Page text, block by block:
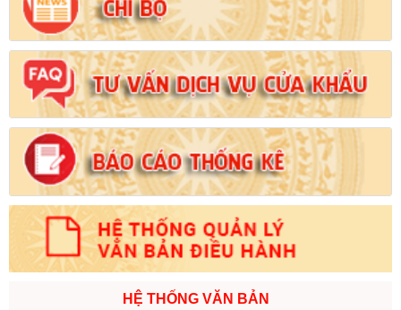
HỆ THỐNG VĂN BẢN
Ngày ban hành: (21/08/2024)
Số:1731/KH-UBND
Tên:(Kế hoạch triển khai thi hành Luật Đất đai năm 2024)
Ngày ban hành: (21/08/2024)
Số:71/2024/NĐ-CP
Tên:
(Nghị định Quy định về giá đất)
Ngày ban hành: (21/08/2024)
Số: 31/2024/QH15
Tên:(Luật Đất đai)
Ngày ban hành: (21/08/2024)